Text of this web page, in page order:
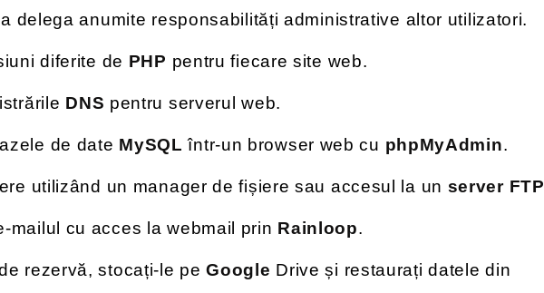
delega anumite responsabilități administrative altor utilizatori.
diferite de PHP pentru fiecare site web.
DNS pentru serverul web.
de date MySQLîntr-un browser web cu phpMyAdmin.
utilizând un manager de fișiere sau accesul la un server FTP
mailul cu acces la webmail prin Rainloop.
rezervă, stocați-le peGoogle Drive și restaurați datele din